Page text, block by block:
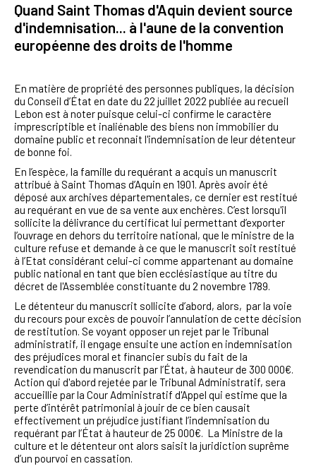
Quand Saint Thomas d'Aquin devient source
d'indemnisation... à l'aune de la convention
européenne des droits de l'homme
En matière de propriété des personnes publiques, la décision
du Conseil d’État en date du 22 juillet 2022 publiée au recueil
Lebon est à noter puisque celui-ci confirme le caractère
imprescriptible et inaliénable des biens non immobilier du
domaine public et reconnait l'indemnisation de leur détenteur
de bonne foi.
En l’espèce, la famille du requérant a acquis un manuscrit
attribué à Saint Thomas d’Aquin en 1901. Après avoir été
déposé aux archives départementales, ce dernier est restitué
au requérant en vue de sa vente aux enchères. C’est lorsqu'il
sollicite la délivrance du certificat lui permettant d’exporter
l’ouvrage en dehors du territoire national, que le ministre de la
culture refuse et demande à ce que le manuscrit soit restitué
à l’Etat considérant celui-ci comme appartenant au domaine
public national en tant que bien ecclésiastique au titre du
décret de l'Assemblée constituante du 2 novembre 1789.
Le détenteur du manuscrit sollicite d’abord, alors, par la voie
du recours pour excès de pouvoir l’annulation de cette décision
de restitution. Se voyant opposer un rejet par le Tribunal
administratif, il engage ensuite une action en indemnisation
des préjudices moral et financier subis du fait de la
revendication du manuscrit par l’État, à hauteur de 300 000€.
Action qui d'abord rejetée par le Tribunal Administratif, sera
accueillie par la Cour Administratif d'Appel qui estime que la
perte d’intérêt patrimonial à jouir de ce bien causait
effectivement un préjudice justifiant l’indemnisation du
requérant par l’État à hauteur de 25 000€. La Ministre de la
culture et le détenteur ont alors saisit la juridiction suprême
d’un pourvoi en cassation.